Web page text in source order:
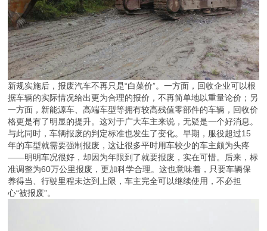
新规实施后，报废汽车不再只是“白菜价”。一方面，回收企业可以根
据车辆的实际情况给出更为合理的报价，不再简单地以重量论价；另
一方面，新能源车、高端车型等拥有较高残值零部件的车辆，回收价
格更是有了明显的提升。这对于广大车主来说，无疑是一个好消息。
与此同时，车辆报废的判定标准也发生了变化。早期，服役超过15
年的车型就需要强制报废，这让很多平时用车较少的车主颇为头疼
——明明车况很好，却因为年限到了就要报废，实在可惜。后来，标
准调整为60万公里报废，更加科学合理。这也意味着，只要车辆保
养得当、行驶里程未达到上限，车主完全可以继续使用，不必担
心“被报废”。